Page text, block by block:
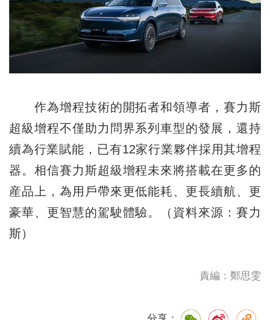
作為增程技術的開拓者和領導者，賽力斯
超級增程不僅助力問界系列車型的發展，還持
續為行業賦能，已有12家行業夥伴採用其增程
器。相信賽力斯超級增程未來將搭載在更多的
産品上，為用戶帶來更低能耗、更長續航、更
豪華、更智慧的駕駛體驗。（資料來源：賽力
斯）
責編：鄭思雯